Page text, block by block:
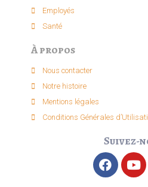
Employés
Santé
À propos
Nous contacter
Notre histoire
Mentions légales
Conditions Générales
Suivez-